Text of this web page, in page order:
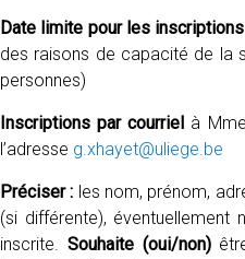
Date limite pour les inscriptions
des raisons de capacité de la
personnes)
Inscriptions par courriel à
l’adresse g.xhayet@uliege.be
Préciser : les nom, prénom,
(si différente), éventuellement
inscrite. Souhaite (oui/non)